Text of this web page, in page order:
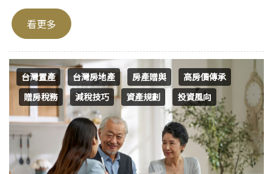
看更多
台灣置產 台灣房地產 房產贈與
高房價傳承
贈房稅務
減稅技巧 資產規劃 投資風向